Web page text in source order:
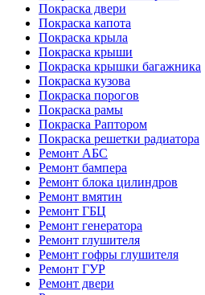
Покраска двери
Покраска капота
Покраска крыла
Покраска крыши
Покраска крышки багажника
Покраска кузова
Покраска порогов
Покраска рамы
Покраска Раптором
Покраска решетки радиатора
Ремонт АБС
Ремонт бампера
Ремонт блока цилиндров
Ремонт вмятин
Ремонт ГБЦ
Ремонт генератора
Ремонт глушителя
Ремонт гофры глушителя
Ремонт ГУР
Ремонт двери